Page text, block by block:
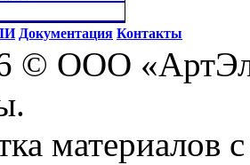
Документация Контакты
© ООО
материалов